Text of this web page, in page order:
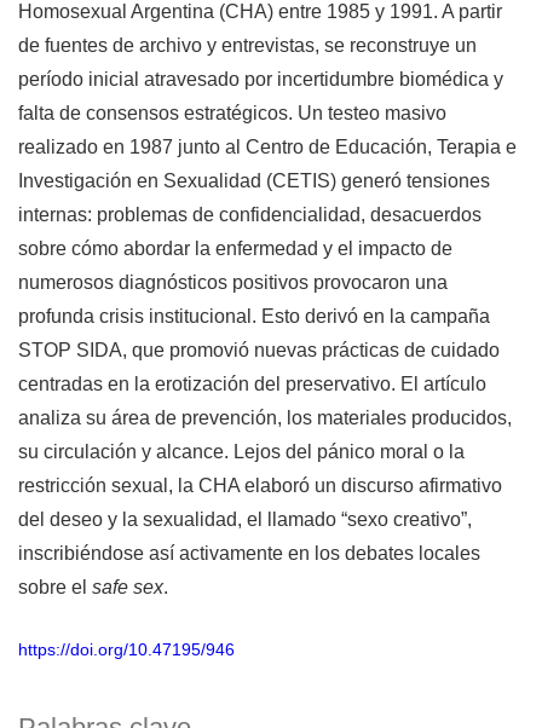
Homosexual Argentina (CHA) entre 1985 y 1991. A partir
de fuentes de archivo y entrevistas, se reconstruye un
período inicial atravesado por incertidumbre biomédica y
falta de consensos estratégicos. Un testeo masivo
realizado en 1987 junto al Centro de Educación, Terapia e
Investigación en Sexualidad (CETIS) generó tensiones
internas: problemas de confidencialidad, desacuerdos
sobre cómo abordar la enfermedad y el impacto de
numerosos diagnósticos positivos provocaron una
profunda crisis institucional. Esto derivó en la campaña
STOP SIDA, que promovió nuevas prácticas de cuidado
centradas en la erotización del preservativo. El artículo
analiza su área de prevención, los materiales producidos,
su circulación y alcance. Lejos del pánico moral o la
restricción sexual, la CHA elaboró un discurso afirmativo
del deseo y la sexualidad, el llamado “sexo creativo”,
inscribiéndose así activamente en los debates locales
sobre el safe sex.
https://doi.org/10.47195/946